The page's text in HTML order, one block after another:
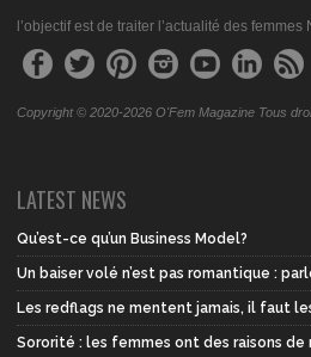
l’objectif est de traiter l’actualité des femmes
Copyright © 2020-2026 O'Fem Magazine Tous
LATEST NEWS
Qu’est-ce qu’un Business Model?
Un baiser volé n’est pas romantique :
Les redflags ne mentent jamais, il faut
Sororité : les femmes ont des raisons de